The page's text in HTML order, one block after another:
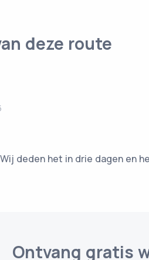
deze route
deden het in drie dagen en
Ontvang gratis